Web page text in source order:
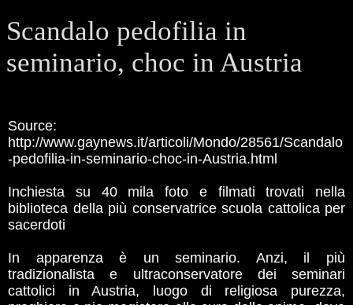
Scandalo pedofilia in
seminario, choc in Austria
Source:
http://www.gaynews.it/articoli/Mondo/28561/Scandalo
-pedofilia-in-seminario-choc-in-Austria.html
Inchiesta su 40 mila foto e filmati trovati nella
biblioteca della più conservatrice scuola cattolica per
sacerdoti
In apparenza è un seminario. Anzi, il più
tradizionalista e ultraconservatore dei seminari
cattolici in Austria, luogo di religiosa purezza,